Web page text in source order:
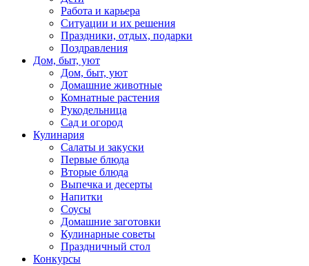
Работа и карьера
Ситуации и их решения
Праздники, отдых, подарки
Поздравления
Дом, быт, уют
Дом, быт, уют
Домашние животные
Комнатные растения
Рукодельница
Сад и огород
Кулинария
Салаты и закуски
Первые блюда
Вторые блюда
Выпечка и десерты
Напитки
Соусы
Домашние заготовки
Кулинарные советы
Праздничный стол
Конкурсы